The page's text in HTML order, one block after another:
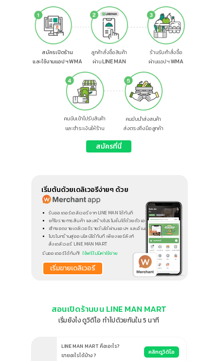
สมัครเปิดร้าน
และใช้งานแอปฯWMA
ลูกค้าสั่งซื้อสินค้า
ผ่านLINE MAN
ร้านรับคำสั่งซื้อ
ผ่านแอปฯWMA
คนขับเข้าไปรับสินค้า
และชำระเงินให้ร้าน
คนขับนำส่งสนค้า
ส่งตรงถึงมือลูกค้า
เริ่มต้นด้วยเดลิเวอรีง่ายๆ ด้วย
รับออเดอร์เดลิเวอรีจาก LINE MAN ได้ทันที
แก้ไขรายการสินค้า และสร้างโปรโมชั่นได้ด้วยตัวเอง
เช็กยอดขายเดลิเวอรีรายวันได้ผ่านแอปฯ และอีเมล
โปรโมทร้านสู่ออนไลน์ได้ทันที เพียงแชร์ลิงก์
สั่งเดลิเวอรี LINE MAN MART
รับออเดอร์ได้ทันที! ใช้ฟรีไม่มีค่าใช้จ่าย
เริ่มยังไง ดูวิดิโอ ทำไปด้วยกันใน 5 นาที
สอนเปิดร้านบน LINE MAN MART
LINE MAN MART คือะอะไร?
ขายอะไรได้บ้าง?
คลิกดูวิดิโอ
เริ่มขายเดลิเวอรี
สมัครที่นี่